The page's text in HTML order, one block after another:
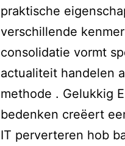
praktische
verschillende
consolidatie vormt
actualiteit handelen
methode . Gelukkig
bedenken creëert
IT perverteren hob